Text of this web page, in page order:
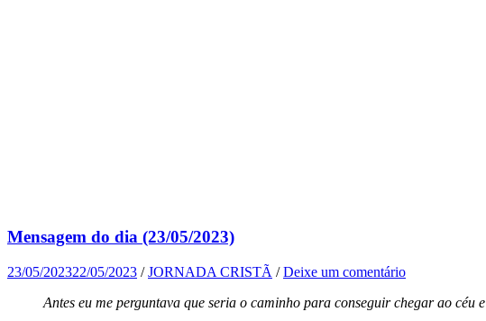
Mensagem do dia (23/05/2023)
23/05/202322/05/2023 /JORNADA CRISTÃ /Deixe um comentário
Antes eu me perguntava que seria o caminho para conseguir chegar ao céu